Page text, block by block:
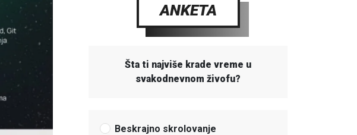
ANKETA
Šta ti najviše krade vreme u
svakodnevnom živofu?
Beskrajno skrolovanje